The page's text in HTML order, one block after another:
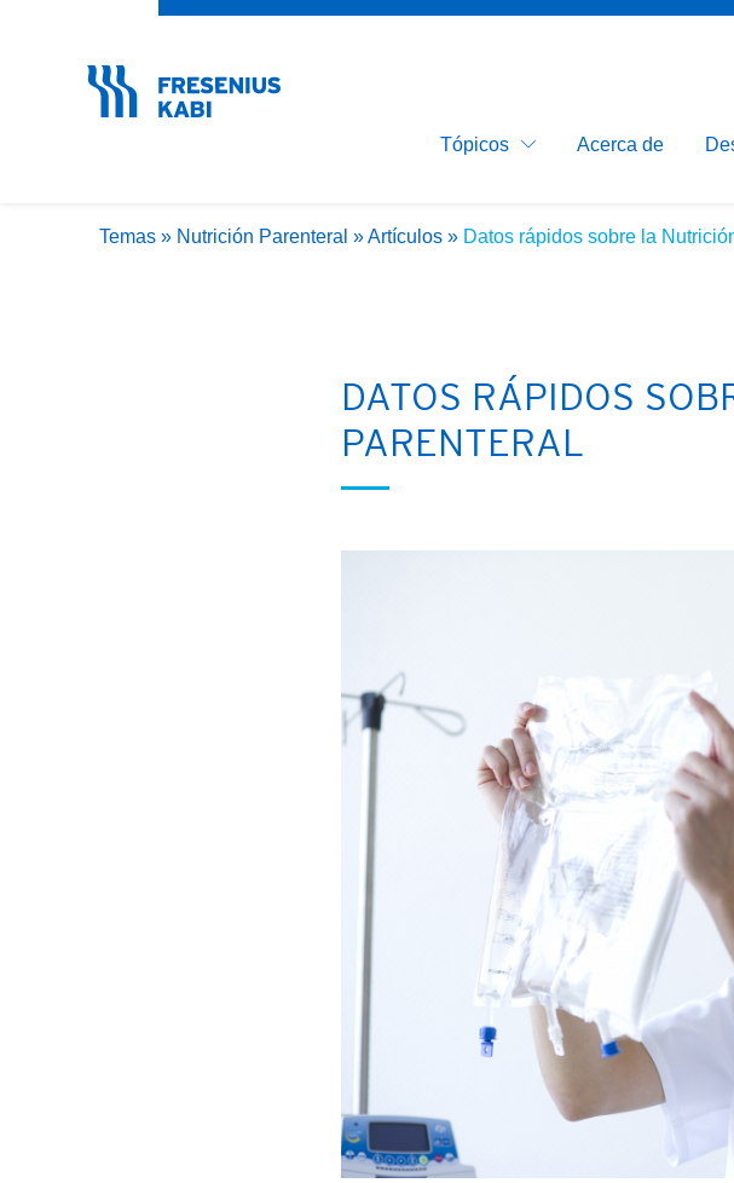
Tópicos
Desnutrición Hospitalaria
Acerca de
Temas » Nutrición Parenteral »Artículos » Datos rápidos sobre la
DATOS RÁPIDOS
PARENTERAL